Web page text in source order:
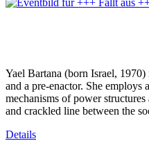
Yael Bartana (born Israel,
and a pre-enactor. She employs
mechanisms of power
and crackled line between the
Details